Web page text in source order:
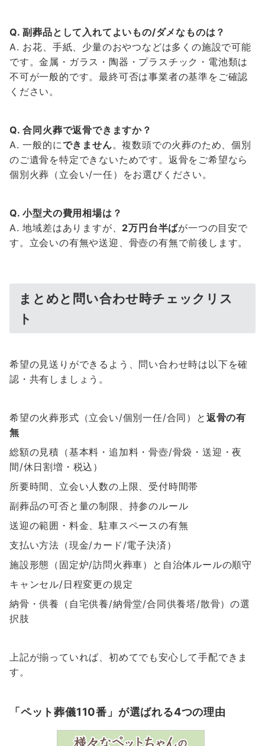
Q. 副葬品として入れてよいもの/ダメなものは？
A. お花、手紙、少量のおやつなどは多くの施設で可能
です。金属・ガラス・陶器・プラスチック・電池類は
不可が一般的です。最終可否は事業者の基準をご確認
ください。
Q. 合同火葬で返骨できますか？
A. 一般的にできません。複数頭での火葬のため、個別
のご遺骨を特定できないためです。返骨をご希望なら
個別火葬（立会い/一任）をお選びください。
Q. 小型犬の費用相場は？
A. 地域差はありますが、 2万円台半ばが一つの目安で
す。立会いの有無や送迎、骨壺の有無で前後します。
まとめと問い合わせ時チェックリス
ト
希望の見送りができるよう、問い合わせ時は以下を確
認・共有しましょう。
希望の火葬形式（立会い/個別一任/合同）と 返骨の有
無
総額の見積（基本料・追加料・骨壺/骨袋・送迎・夜
間/休日割増・税込）
所要時間、立会い人数の上限、受付時間帯
副葬品の可否と量の制限、持参のルール
送迎の範囲・料金、駐車スペースの有無
支払い方法（現金/カード/電子決済）
施設形態（固定炉/訪問火葬車）と自治体ルールの順守
キャンセル/日程変更の規定
納骨・供養（自宅供養/納骨堂/合同供養塔/散骨）の選
択肢
上記が揃っていれば、初めてでも安心して手配できま
す。
「ペット葬儀110番」が選ばれる4つの理由